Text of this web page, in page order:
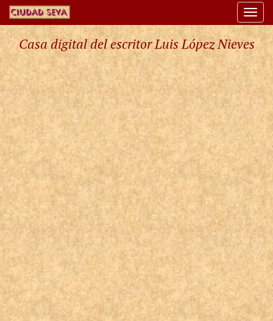
Casa digital del escritor Luis López Nieves